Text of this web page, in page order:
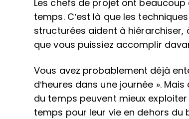
Les chefs de projet ont
temps. C’est là que les
structurées aident à
que vous puissiez accomplir
Vous avez probablement déjà
d’heures dans une journée ».
du temps peuvent mieux
temps pour leur vie en dehors du